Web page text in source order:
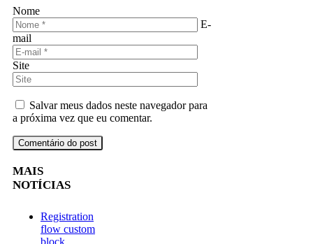
Nome
E-
mail
Site
Salvar meus dados neste navegador para
a próxima vez que eu comentar.
MAIS
NOTÍCIAS
Registration
flow custom
block